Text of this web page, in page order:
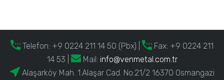
Telefon: +9 0224 211 14 50 (Pbx)
Fax: +9 0224 211
14 53 |
Mail: info@venmetal.com.tr
Alaşarköy Mah. 1.Alaşar Cad. No:21/2 16370 Osmangazi